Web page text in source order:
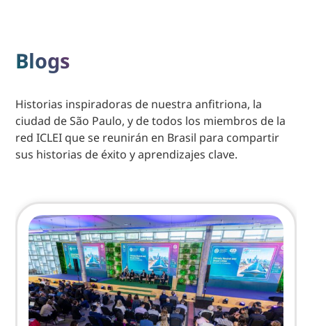
Blogs
Historias inspiradoras de nuestra anfitriona, la
ciudad de São Paulo, y de todos los miembros de la
red ICLEI que se reunirán en Brasil para compartir
sus historias de éxito y aprendizajes clave.